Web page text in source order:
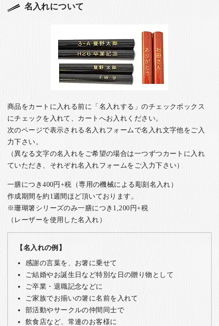
名入れについて
商品をカートに入れる前に「名入れする」のチェックボックス
にチェックを入れて、カートへお入れください。
次のページで表示される名入れフォームで名入れ文字他をご入
力下さい。
（異なる文字の名入れをご希望の場合は一つずつカートに入れ
ていただき、それぞれ名入れフォームをご入力下さい）
一膳につき400円+税（専用の機械による彫刻名入れ）
作成期間を約1週間ほど頂いております。
※珊瑚箸シリーズのみ一膳につき1,200円+税
（レーザーを使用した名入れ）
【名入れの例】
感謝の言葉を、お箸に乗せて
ご結婚やお誕生日など特別な日の贈り物として
ご卒業・退職記念などに
ご家族でお揃いの箸に名前を入れて
部活動やサークルの仲間同士で
飲食店など、常連のお客様に